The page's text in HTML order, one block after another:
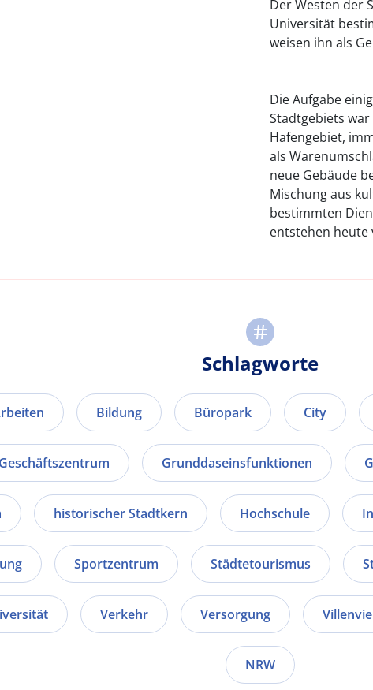
Der Westen der
Universität
weisen ihn als
Die Aufgabe
Stadtgebiets
Hafengebiet,
als
neue Gebäude
Mischung aus
bestimmten
entstehen heute
Schlagworte
Bildung Büropark City
Geschäftszentrum Grunddaseinsfunktionen
historischer Stadtkern Hochschule
Sportzentrum Städtetourismus
Verkehr Versorgung
NRW